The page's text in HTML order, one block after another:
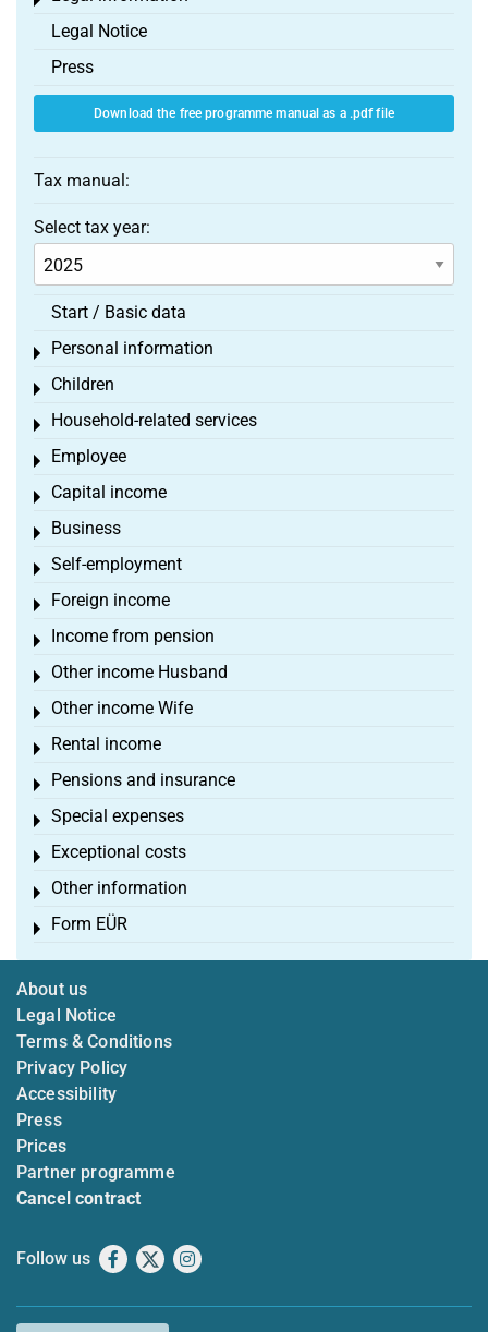
Legal Notice
Press
Download the free programme manual as a .pdf file
Tax manual:
Select tax year:
Start / Basic data
Personal information
Toggle menu
Children
Toggle menu
Household-related services
Toggle menu
Employee
Toggle menu
Capital income
Toggle menu
Business
Toggle menu
Self-employment
Toggle menu
Foreign income
Toggle menu
Income from pension
Toggle menu
Other income Husband
Toggle menu
Other income Wife
Toggle menu
Rental income
Toggle menu
Pensions and insurance
Toggle menu
Special expenses
Toggle menu
Exceptional costs
Toggle menu
Other information
Toggle menu
Form EÜR
Toggle menu
About us
Legal Notice
Terms & Conditions
Privacy Policy
Accessibility
Press
Prices
Partner programme
Cancel contract
Follow us Facebook
X Instagram